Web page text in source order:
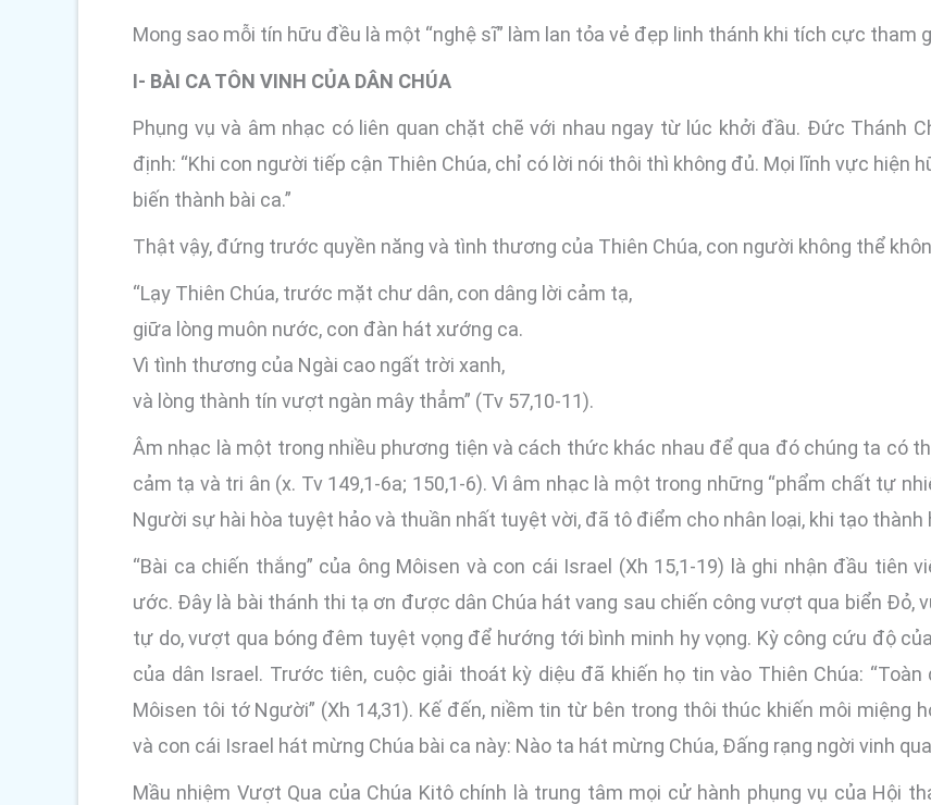
Mong sao mỗi tín hữu đều là một “nghệ sĩ” làm lan tỏa vẻ đẹp linh thánh khi tích cực tham
I- BÀI CA TÔN VINH CỦA DÂN CHÚA
Phụng vụ và âm nhạc có liên quan chặt chẽ với nhau ngay từ lúc khởi đầu. Đức Thánh
định: “Khi con người tiếp cận Thiên Chúa, chỉ có lời nói thôi thì không đủ. Mọi lĩnh vực
biến thành bài ca.”
Thật vậy, đứng trước quyền năng và tình thương của Thiên Chúa, con người không thể
“Lạy Thiên Chúa, trước mặt chư dân, con dâng lời cảm tạ,
giữa lòng muôn nước, con đàn hát xướng ca.
Vì tình thương của Ngài cao ngất trời xanh,
và lòng thành tín vượt ngàn mây thẳm” (Tv 57,10-11).
Âm nhạc là một trong nhiều phương tiện và cách thức khác nhau để qua đó chúng ta có
cảm tạ và tri ân (x. Tv 149,1-6a; 150,1-6). Vì âm nhạc là một trong những “phẩm chất tự
Người sự hài hòa tuyệt hảo và thuần nhất tuyệt vời, đã tô điểm cho nhân loại, khi tạo thành
“Bài ca chiến thắng” của ông Môisen và con cái Israel (Xh 15,1-19) là ghi nhận đầu
ước. Đây là bài thánh thi tạ ơn được dân Chúa hát vang sau chiến công vượt qua biển Đỏ,
tự do, vượt qua bóng đêm tuyệt vọng để hướng tới bình minh hy vọng. Kỳ công cứu độ
của dân Israel. Trước tiên, cuộc giải thoát kỳ diệu đã khiến họ tin vào Thiên Chúa:
Môisen tôi tớ Người” (Xh 14,31). Kế đến, niềm tin từ bên trong thôi thúc khiến môi miệng
và con cái Israel hát mừng Chúa bài ca này: Nào ta hát mừng Chúa, Đấng rạng ngời vinh
Mầu nhiệm Vượt Qua của Chúa Kitô chính là trung tâm mọi cử hành phụng vụ của Hội